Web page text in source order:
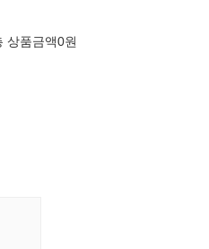
상품금액0원